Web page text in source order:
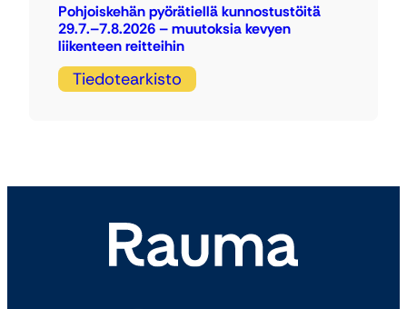
Pohjoiskehän pyörätiellä kunnostustöitä
29.7.–7.8.2026 – muutoksia kevyen
liikenteen reitteihin
Tiedotearkisto